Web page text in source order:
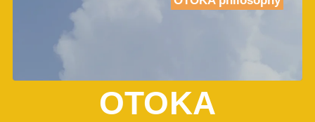
OTOKA